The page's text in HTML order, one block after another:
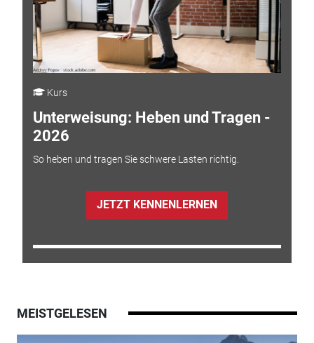
Kurs
Unterweisung: Heben und Tragen -
2026
So heben und tragen Sie schwere Lasten richtig.
JETZT KENNENLERNEN
MEISTGELESEN